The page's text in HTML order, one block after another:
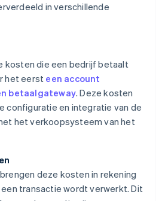
in verschillende
kosten die een bedrijf betaalt
het eersteen account
betaalgateway. Deze kosten
configuratie en integratie van de
het verkoopsysteem van het
deze kosten in rekening
transactie wordt verwerkt. Dit